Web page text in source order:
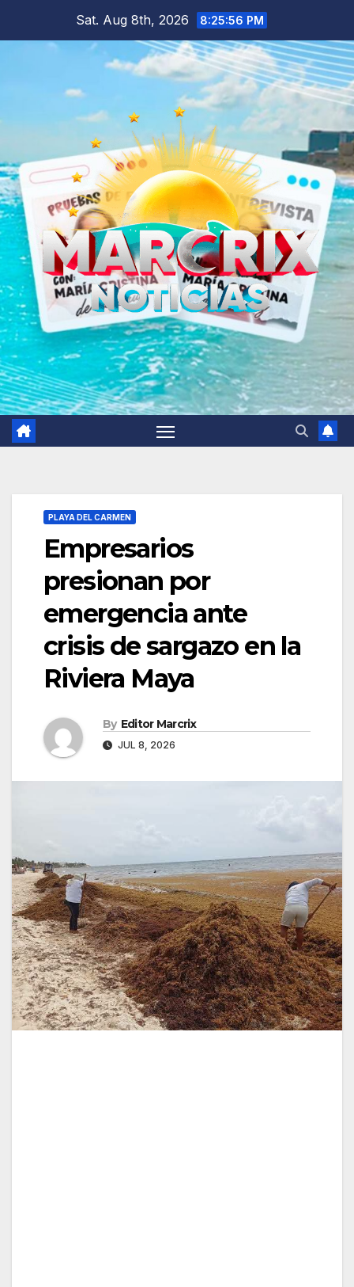
Sat. Aug 8th, 2026 8:25:57 PM
PLAYA DEL CARMEN
Empresarios
presionan por
emergencia ante
crisis de sargazo en la
Riviera Maya
By Editor Marcrix
JUL 8, 2026